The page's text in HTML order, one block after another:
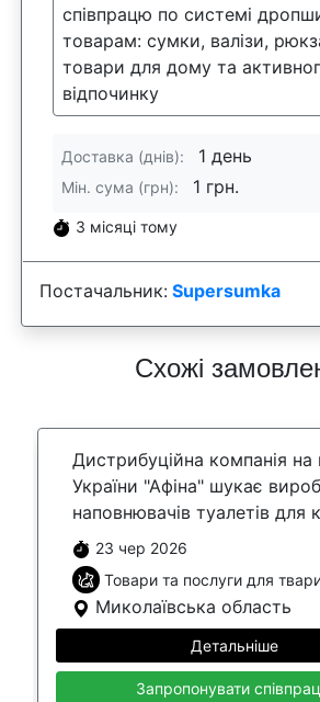
співпрацю по системі
товарам: сумки, валізи,
товари для дому та
відпочинку
Доставка (днів): 1 день
Мін. сума (грн): 1 грн.
3 місяці тому
Постачальник: Supersumka
Схожі
Дистрибуційна компанія на
України "Афіна" шукає
наповнювачів туалетів для
також кормів для котів та
Будемо раді сп...
23 чер 2026
Товари та послуги для
Миколаївська область
Детальніше
Запропонувати